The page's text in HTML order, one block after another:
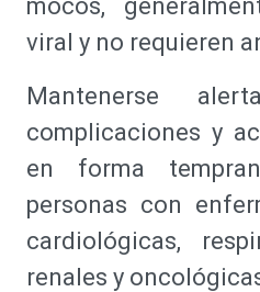
mocos,
viral y no requieren
Mantenerse
complicaciones y
en forma
personas con
cardiológicas,
renales y